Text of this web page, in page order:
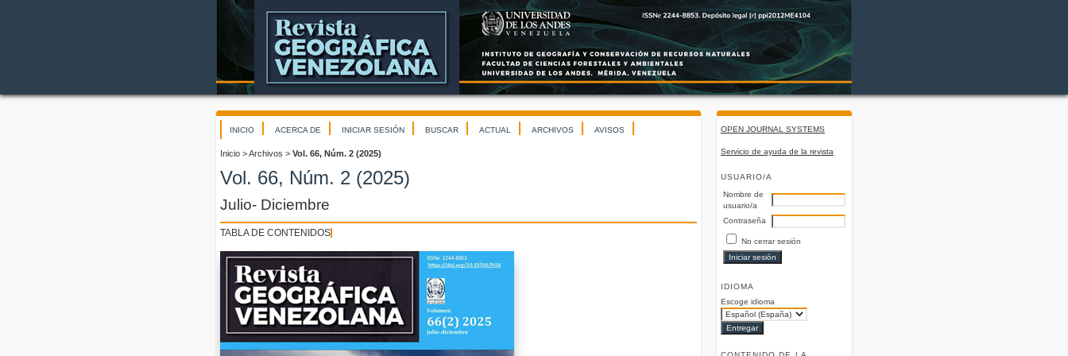
OPEN JOURNAL SYSTEMS
Servicio de ayuda de la revista
USUARIO/A
Nombre de
usuario/a
Contraseña
No cerrar sesión
IDIOMA
Escoge idioma
INICIO ACERCA DE INICIAR SESIÓN BUSCAR ACTUAL ARCHIVOS AVISOS
Inicio >Archivos > Vol. 66, Núm. 2 (2025)
Vol. 66, Núm. 2 (2025)
Julio- Diciembre
TABLA DE CONTENIDOS